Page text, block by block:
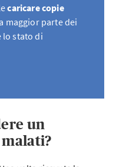
caricare copie
maggior parte dei
lo stato di
un